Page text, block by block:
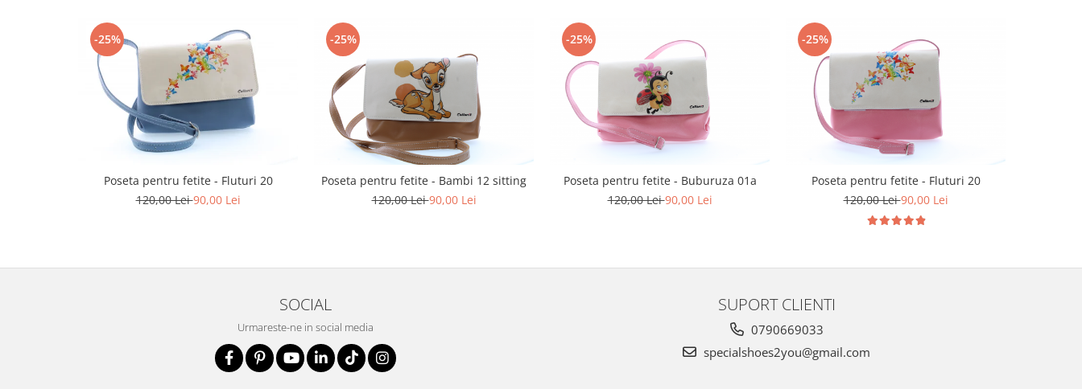
-25%
Poseta pentru fetite - Fluturi 20
120,00 Lei90,00 Lei
-25%
Poseta pentru fetite - Bambi 12 sitting
120,00 Lei90,00 Lei
-25%
Poseta pentru fetite - Buburuza 01a
120,00 Lei90,00 Lei
-25%
Poseta pentru fetite - Fluturi 20
120,00 Lei90,00 Lei
SOCIAL
Urmareste-ne in social media
SUPORT CLIENTI
0790669033
specialshoes2you@gmail.com